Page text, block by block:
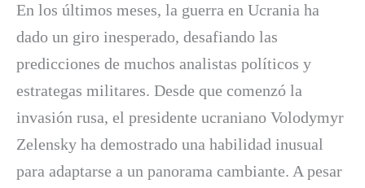
En los últimos meses, la guerra en Ucrania ha
dado un giro inesperado, desafiando las
predicciones de muchos analistas políticos y
estrategas militares. Desde que comenzó la
invasión rusa, el presidente ucraniano Volodymyr
Zelensky ha demostrado una habilidad inusual
para adaptarse a un panorama cambiante. A pesar